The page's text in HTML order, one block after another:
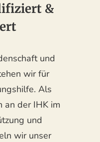
&
und
wir für
Als
an der IHK im
und
wir unser